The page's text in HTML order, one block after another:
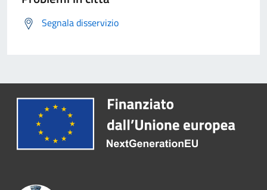
Segnala disservizio